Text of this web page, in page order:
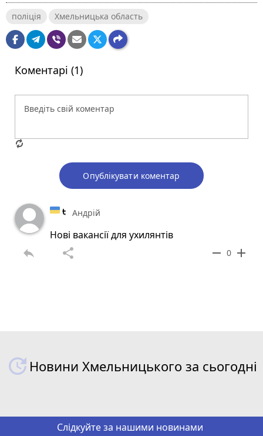
поліція Хмельницька область
Коментарі (1)
Опублікувати коментар
Андрій
Нові вакансії для ухилянтів
reply share remove 0 add
Новини Хмельницького за сьогодні
Слідкуйте за нашими новинами